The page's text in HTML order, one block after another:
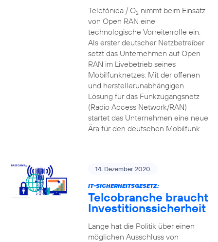
Telefónica / O2nimmt beim Einsatz
von Open RAN eine
technologische Vorreiterrolle ein.
Als erster deutscher Netzbetreiber
setzt das Unternehmen auf Open
RAN im Livebetrieb seines
Mobilfunknetzes. Mit der offenen
und herstellerunabhängigen
Lösung für das Funkzugangsnetz
(Radio Access Network/RAN)
startet das Unternehmen eine neue
Ära für den deutschen Mobilfunk.
14. Dezember 2020
IT-SICHERHEITSGESETZ:
Telcobranche braucht
Investitionssicherheit
Lange hat die Politik über einen
möglichen Ausschluss von